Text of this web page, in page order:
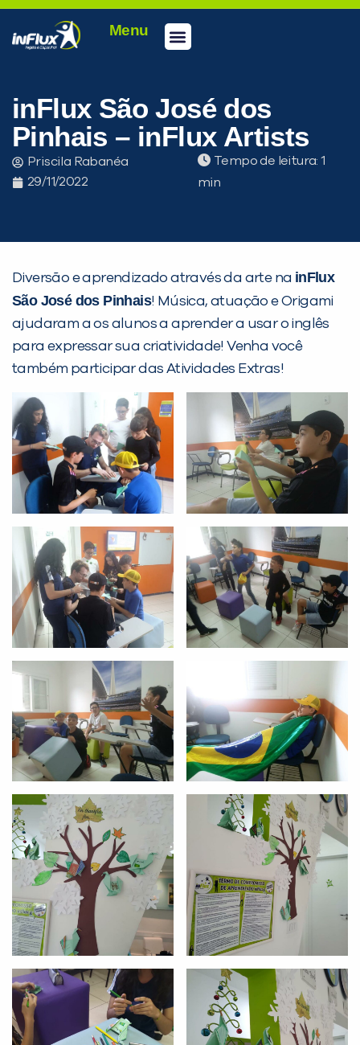
Menu
inFlux São José dos
Pinhais – inFlux Artists
Priscila Rabanéa
29/11/2022
Tempo de leitura:
Diversão e aprendizado através da arte na inFlux
São José dos Pinhais! Música, atuação e Origami
ajudaram a os alunos a aprender a usar o inglês
para expressar sua criatividade! Venha você
também participar das Atividades Extras!
PEÇA UMA DEMONSTRAÇÃO DE MÉTODO
Desculpe!
Não encontramos nenhuma unidade
inFlux nesta cidade ou bairro que
você digitou.
Preencha com seus dados abaixo e
já vamos te colocar em contato
com a
Você é aluno inFlux?